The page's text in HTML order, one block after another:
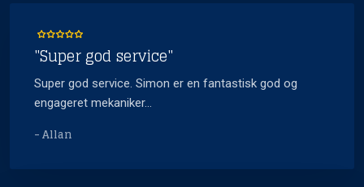
"Super god service"
Super god service. Simon er en fantastisk god og
engageret mekaniker...
- Allan